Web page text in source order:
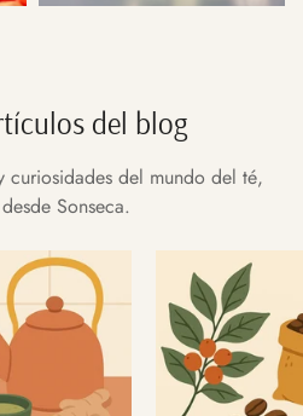
del blog
curiosidades del mundo del té,
Sonseca.